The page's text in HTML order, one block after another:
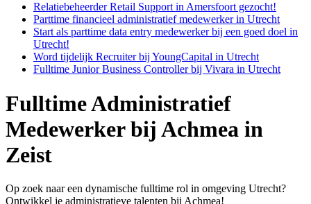
Relatiebeheerder Retail Support in Amersfoort gezocht!
Parttime financieel administratief medewerker in Utrecht
Start als parttime data entry medewerker bij een goed doel in
Utrecht!
Word tijdelijk Recruiter bij YoungCapital in Utrecht
Fulltime Junior Business Controller bij Vivara in Utrecht
Fulltime Administratief
Medewerker bij Achmea in
Zeist
Op zoek naar een dynamische fulltime rol in omgeving Utrecht?
Ontwikkel je administratieve talenten bij Achmea!